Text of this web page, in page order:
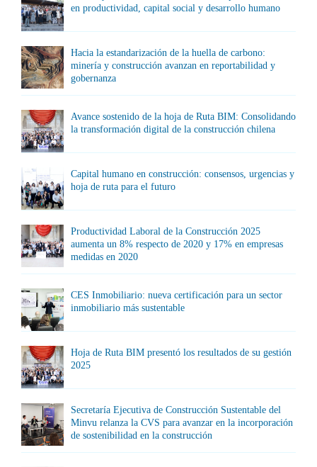
en productividad, capital social y desarrollo humano
Hacia la estandarización de la huella de carbono:
minería y construcción avanzan en reportabilidad y
gobernanza
Avance sostenido de la hoja de Ruta BIM: Consolidando
la transformación digital de la construcción chilena
Capital humano en construcción: consensos, urgencias y
hoja de ruta para el futuro
Productividad Laboral de la Construcción 2025
aumenta un 8% respecto de 2020 y 17% en empresas
medidas en 2020
CES Inmobiliario: nueva certificación para un sector
inmobiliario más sustentable
Hoja de Ruta BIM presentó los resultados de su gestión
2025
Secretaría Ejecutiva de Construcción Sustentable del
Minvu relanza la CVS para avanzar en la incorporación
de sostenibilidad en la construcción